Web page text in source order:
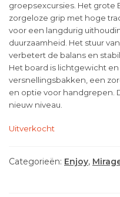
groepsexcursies. Het grote
zorgeloze grip met hoge
voor een langdurig
duurzaamheid. Het stuur
verbetert de balans en
Het board is lichtgewicht
versnellingsbakken, een
en optie voor handgrepen.
nieuw niveau.
Uitverkocht
Categorieën: Enjoy,